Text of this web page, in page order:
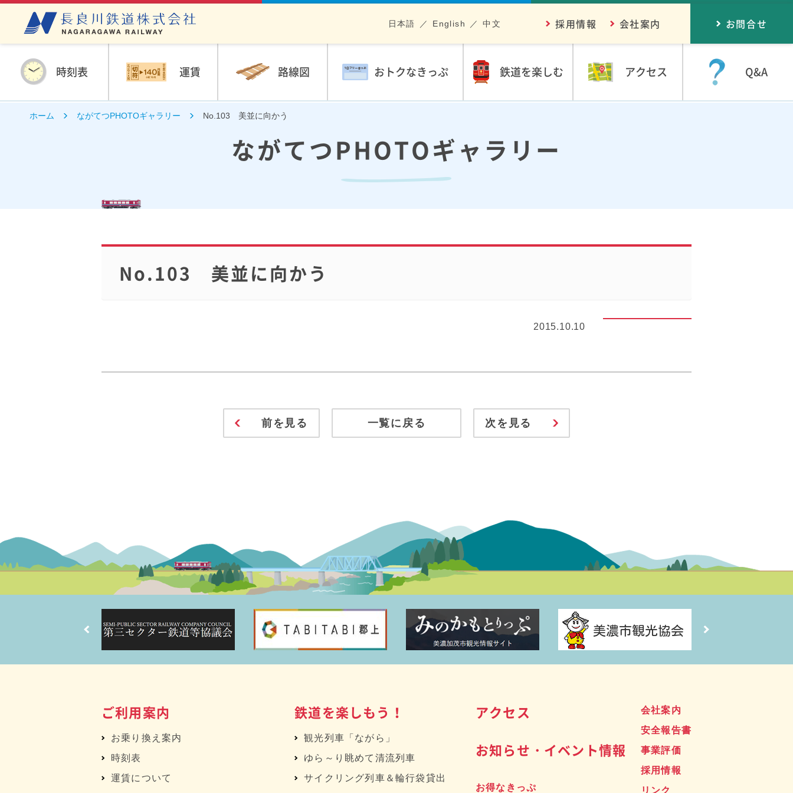
時刻表 運賃 路線図 おトクなきっぷ 鉄道を楽しむ アクセス Q&A
採用情報 会社案内
日本語 English 中文 お問合せ
ホーム ながてつPHOTOギャラリー No.103 美並に向かう
ながてつPHOTOギャラリー
No.103 美並に向かう
2015.10.10
前を見る 一覧に戻る 次を見る
ご利用案内
お乗り換え案内
時刻表
運賃について
鉄道を楽しもう！
観光列車「ながら」
ゆら～り眺めて清流列車
サイクリング列車＆輪行袋貸出
アクセス
お知らせ・イベント情報
お得なきっぷ
会社案内
安全報告書
事業評価
採用情報
リンク